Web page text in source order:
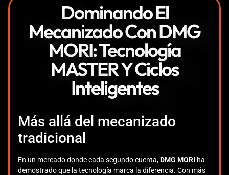
Dominando El
Mecanizado Con DMG
MORI: Tecnología
MASTER Y Ciclos
Inteligentes
Más allá del mecanizado
tradicional
En un mercado donde cada segundo cuenta,DMG MORI ha
demostrado que la tecnología marca la diferencia. Con más